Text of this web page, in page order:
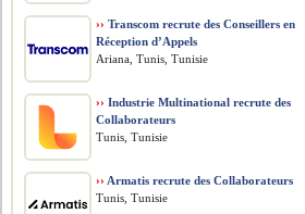
›› Transcom recrute des Conseillers en
Réception d’Appels
Ariana, Tunis, Tunisie
›› Industrie Multinational recrute des
Collaborateurs
Tunis, Tunisie
›› Armatis recrute des Collaborateurs
Tunis, Tunisie